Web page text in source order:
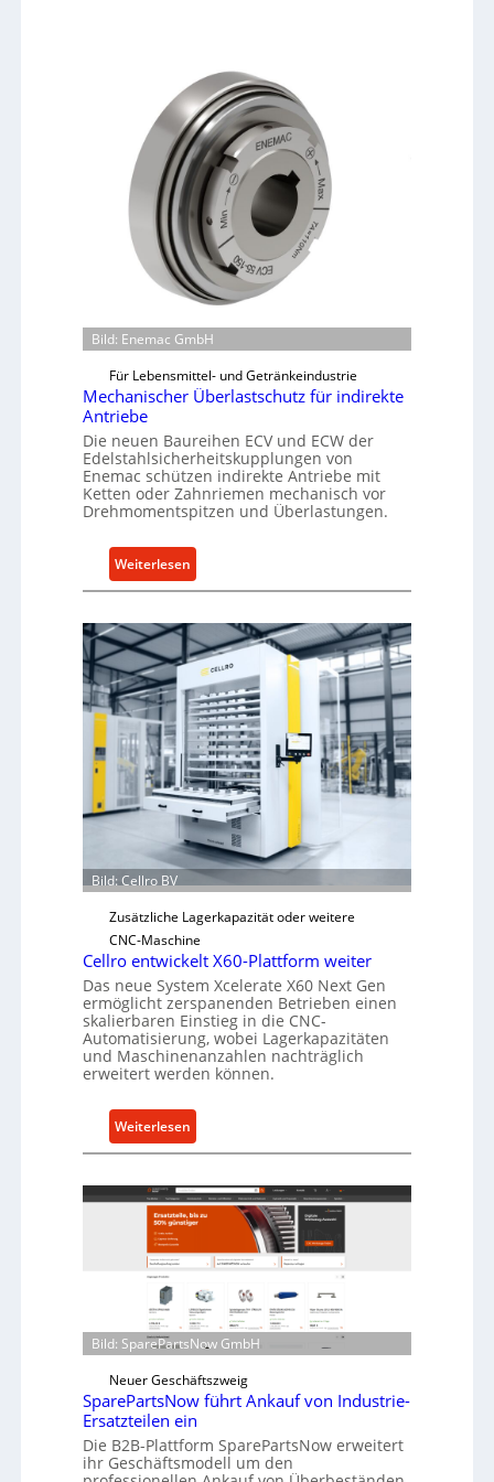
Bild: Enemac GmbH
Für Lebensmittel- und Getränkeindustrie
Mechanischer Überlastschutz für indirekte
Antriebe
Die neuen Baureihen ECV und ECW der
Edelstahlsicherheitskupplungen von
Enemac schützen indirekte Antriebe mit
Ketten oder Zahnriemen mechanisch vor
Drehmomentspitzen und Überlastungen.
Weiterlesen:
M
c
h
n
i
c
h
e
r
Ü
b
l
a
s
t
s
c
u
t
f
ü
i
d
i
r
e
k
t
e
A
Bild: Cellro BV
Zusätzliche Lagerkapazität oder weitere
CNC-Maschine
Cellro entwickelt X60-Plattform weiter
Das neue System Xcelerate X60 Next Gen
ermöglicht zerspanenden Betrieben einen
skalierbaren Einstieg in die CNC-
Automatisierung, wobei Lagerkapazitäten
und Maschinenanzahlen nachträglich
erweitert werden können.
Weiterlesen:
C
l
l
o
e
n
t
w
i
c
k
e
l
Bild: SparePartsNow GmbH
Neuer Geschäftszweig
SparePartsNow führt Ankauf von Industrie-
Ersatzteilen ein
Die B2B-Plattform SparePartsNow erweitert
ihr Geschäftsmodell um den